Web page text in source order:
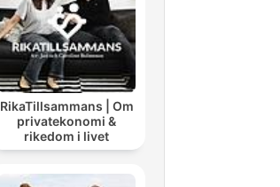
RikaTillsammans | Om
privatekonomi &
rikedom i livet